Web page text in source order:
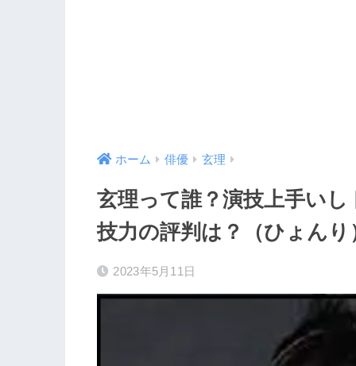
ホーム 俳優 玄理
玄理って誰？演技上手い
技力の評判は？（ひょんり
2023年5月11日